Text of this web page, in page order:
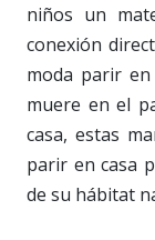
niños un
conexión
moda parir
muere en el
casa, estas
parir en casa
de su hábitat